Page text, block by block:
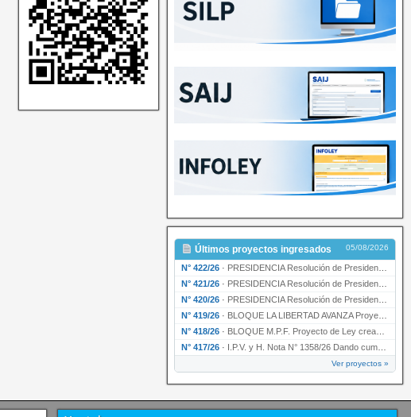
Últimos proyectos ingresados 05/08/2026
N° 422/26 · PRESIDENCIA Resolución de Presidencia N° 200/26 para su ratificación.
N° 421/26 · PRESIDENCIA Resolución de Presidencia N° 199/26 para su ratificación.
N° 420/26 · PRESIDENCIA Resolución de Presidencia N° 198/26 para su ratificación.
N° 419/26 · BLOQUE LA LIBERTAD AVANZA Proyecto de Ley declarando la esencialidad del servicio educativ…
N° 418/26 · BLOQUE M.P.F. Proyecto de Ley creando el Ente Único Regulador de servicios públicos de la …
N° 417/26 · I.P.V. y H. Nota N° 1358/26 Dando cumplimiento al artículo 29 de la Ley provincial N° 1399…
Ver proyectos »